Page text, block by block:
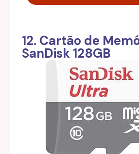
12. Cartão de
SanDisk 128GB